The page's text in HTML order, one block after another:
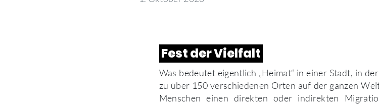
Fest der Vielfalt
Was bedeutet eigentlich „Heimat“ in einer Stadt, in
zu über 150 verschiedenen Orten auf der ganzen
Menschen einen direkten oder indirekten